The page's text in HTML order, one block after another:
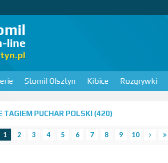
line
Stomil Olsztyn Kibice Rozgrywki
TAGIEM PUCHAR POLSKI (420)
1 2 3 4 5 6 7 8 9 10